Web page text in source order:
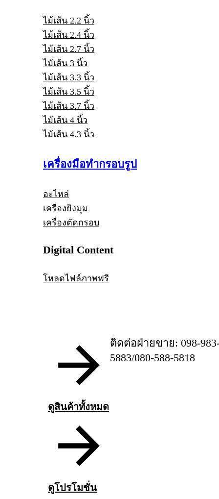
ไม้เส้น 2.2 นิ้ว
ไม้เส้น 2.4 นิ้ว
ไม้เส้น 2.7 นิ้ว
ไม้เส้น 3 นิ้ว
ไม้เส้น 3.3 นิ้ว
ไม้เส้น 3.5 นิ้ว
ไม้เส้น 3.7 นิ้ว
ไม้เส้น 4 นิ้ว
ไม้เส้น 4.3 นิ้ว
เครื่องมือทำกรอบรูป
อะไหล่
เครื่องยิงมุม
เครื่องตัดกรอบ
Digital Content
โหลดไฟล์ภาพฟรี
ดูสินค้าทั้งหมด
ดูโปรโมชั่น
ติดต่อฝ่ายขาย: 098-
5883/080-588-5818